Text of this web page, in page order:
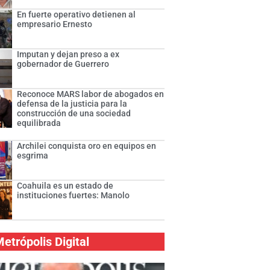
En fuerte operativo detienen al
empresario Ernesto
Imputan y dejan preso a ex
gobernador de Guerrero
Reconoce MARS labor de abogados en
defensa de la justicia para la
construcción de una sociedad
equilibrada
Archilei conquista oro en equipos en
esgrima
Coahuila es un estado de
instituciones fuertes: Manolo
Digital